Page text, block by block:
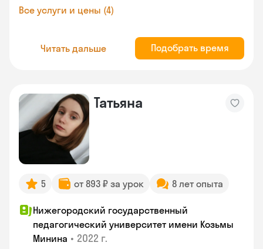
Все услуги и цены (4)
Читать дальше Подобрать время
Татьяна
5 от 893 ₽ за урок 8 лет опыта
Нижегородский государственный
педагогический университет имени Козьмы
Минина • 2022 г.